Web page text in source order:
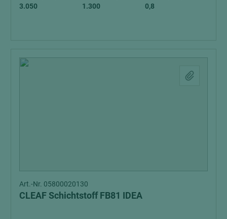
3.050
1.300
0,8
Art.-Nr. 05800020130
CLEAF Schichtstoff FB81 IDEA